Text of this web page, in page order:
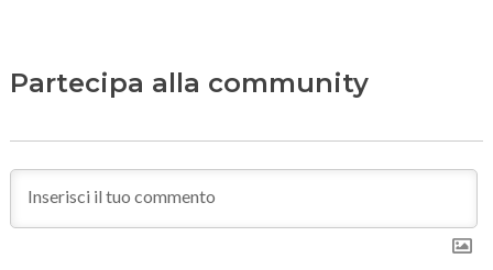
Partecipa alla community